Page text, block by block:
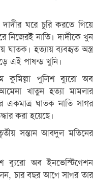
ঘরে চুরি করতে গিয়ে
নিজেরই নাতি। দাদীকে খুন
ঘাতক। হত্যায় ব্যবহৃত অস্ত্র
এই পাষন্ড খুনি।
কুমিল্লা পুলিশ ব্যুরো অব
খাতুন হত্যা মামলার
একমাত্র ঘাতক নাতি সাগর
করা হয়েছে।
সন্তান আবদুল মতিনের
ব্যুরো অব ইনভেস্টিগেশন
চার বছর আগে সাগর তার